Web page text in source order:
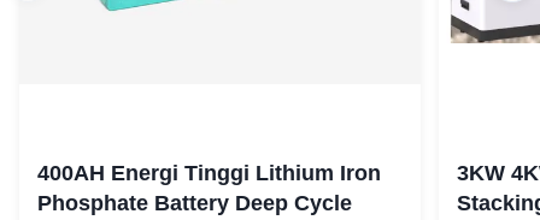
400AH Energi Tinggi Lithium Iron
Phosphate Battery Deep Cycle
3KW